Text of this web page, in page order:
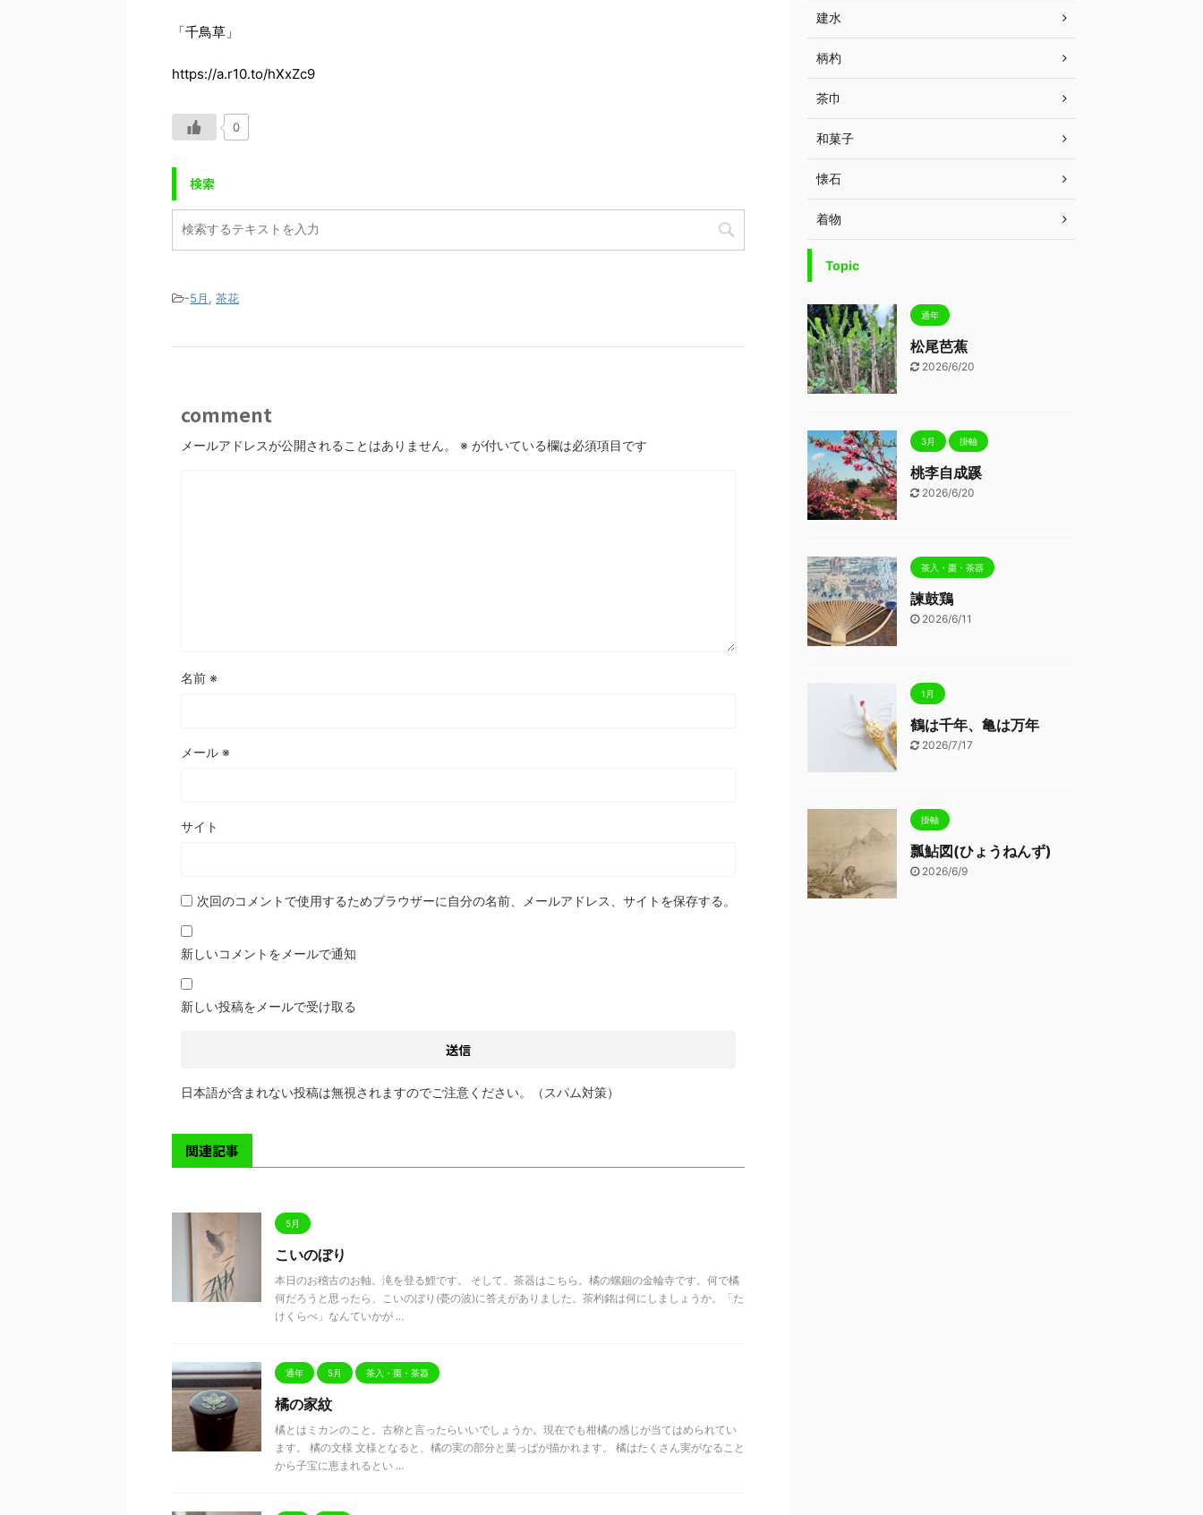
「千鳥草」
https://a.r10.to/hXxZc9
0
検索
-5月 , 茶花
comment
メールアドレスが公開されることはありません。 ※ が付いている欄は必須項目です
名前 ※
メール ※
サイト
次回のコメントで使用するためブラウザーに自分の名前、メールアドレス、サイトを保存する。
新しいコメントをメールで通知
新しい投稿をメールで受け取る
日本語が含まれない投稿は無視されますのでご注意ください。（スパム対策）
関連記事
5月
こいのぼり
本日のお稽古のお軸。滝を登る鯉です。 そして、茶器はこちら。橘の螺鈿の金輪寺です。何で橘
何だろうと思ったら、こいのぼり(甍の波)に答えがありました。茶杓銘は何にしましょうか。「た
けくらべ」なんていかが ...
通年 5月 茶入・棗・茶器
橘の家紋
橘とはミカンのこと。古称と言ったらいいでしょうか。現在でも柑橘の感じが当てはめられてい
ます。 橘の文様 文様となると、橘の実の部分と葉っぱが描かれます。 橘はたくさん実がなること
から子宝に恵まれるとい ...
建水
柄杓
茶巾
和菓子
懐石
着物
Topic
通年
松尾芭蕉
2026/6/20
3月 掛軸
桃李自成蹊
2026/6/20
茶入・棗・茶器
諫鼓鶏
2026/6/11
1月
鶴は千年、亀は万年
2026/7/17
掛軸
瓢鮎図(ひょうねんず)
2026/6/9